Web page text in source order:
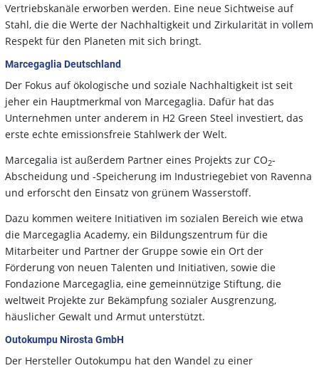
Vertriebskanäle erworben werden. Eine neue Sichtweise auf
Stahl, die die Werte der Nachhaltigkeit und Zirkularität in vollem
Respekt für den Planeten mit sich bringt.
Marcegaglia Deutschland
Der Fokus auf ökologische und soziale Nachhaltigkeit ist seit
jeher ein Hauptmerkmal von Marcegaglia. Dafür hat das
Unternehmen unter anderem in H2 Green Steel investiert, das
erste echte emissionsfreie Stahlwerk der Welt.
Marcegalia ist außerdem Partner eines Projekts zur CO2-
Abscheidung und -Speicherung im Industriegebiet von Ravenna
und erforscht den Einsatz von grünem Wasserstoff.
Dazu kommen weitere Initiativen im sozialen Bereich wie etwa
die Marcegaglia Academy, ein Bildungszentrum für die
Mitarbeiter und Partner der Gruppe sowie ein Ort der
Förderung von neuen Talenten und Initiativen, sowie die
Fondazione Marcegaglia, eine gemeinnützige Stiftung, die
weltweit Projekte zur Bekämpfung sozialer Ausgrenzung,
häuslicher Gewalt und Armut unterstützt.
Outokumpu Nirosta GmbH
Der Hersteller Outokumpu hat den Wandel zu einer